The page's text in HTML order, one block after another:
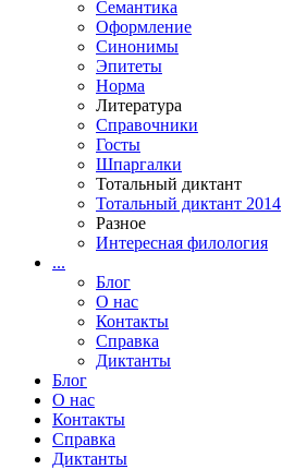
Семантика
Оформление
Синонимы
Эпитеты
Норма
Литература
Справочники
Госты
Шпаргалки
Тотальный диктант
Тотальный диктант 2014
Разное
Интересная филология
...
Блог
О нас
Контакты
Справка
Диктанты
Блог
О нас
Контакты
Справка
Диктанты